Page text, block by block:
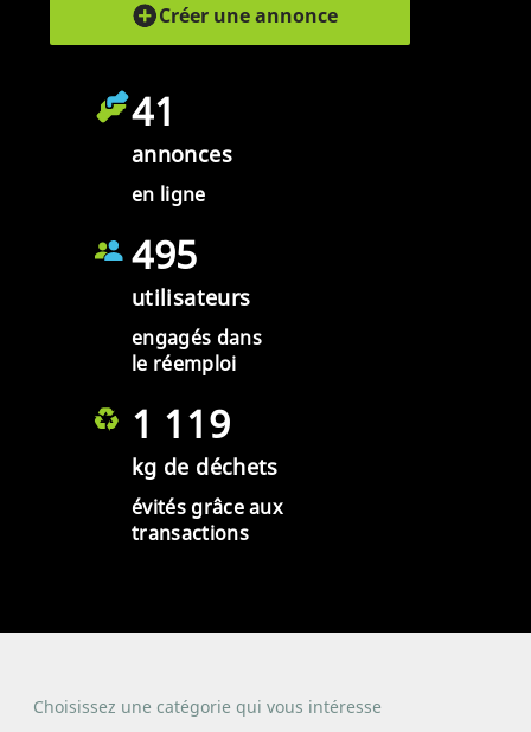
Créer une annonce
41
annonces
en ligne
495
utilisateurs
engagés dans
le réemploi
1 119
kg de déchets
évités grâce aux
transactions
Choisissez une catégorie qui vous intéresse